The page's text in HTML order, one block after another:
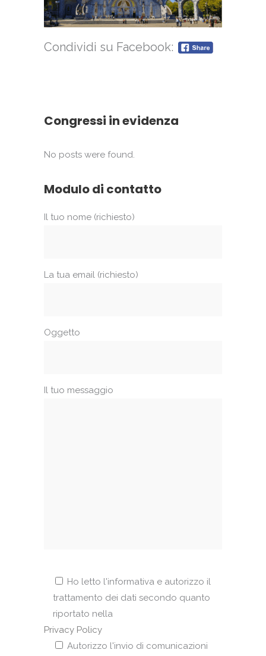
Condividi su Facebook:
Congressi in evidenza
No posts were found.
Modulo di contatto
Il tuo nome (richiesto)
La tua email (richiesto)
Oggetto
Il tuo messaggio
Ho letto l'informativa e autorizzo il
trattamento dei dati secondo quanto
riportato nella
Privacy Policy
Autorizzo l'invio di comunicazioni